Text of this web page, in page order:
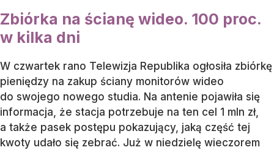
Zbiórka na ścianę wideo. 100 proc.
w kilka dni
W czwartek rano Telewizja Republika ogłosiła zbiórkę
pieniędzy na zakup ściany monitorów wideo
do swojego nowego studia. Na antenie pojawiła się
informacja, że stacja potrzebuje na ten cel 1 mln zł,
a także pasek postępu pokazujący, jaką część tej
kwoty udało się zebrać. Już w niedzielę wieczorem